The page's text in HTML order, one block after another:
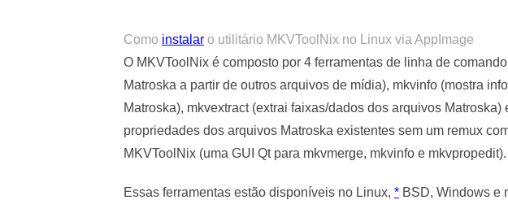
Como instalar o utilitário MKVToolNix no Linux via AppImage
O MKVToolNix é composto por 4 ferramentas de linha de
Matroska a partir de outros arquivos de mídia), mkvinfo (mostra
Matroska), mkvextract(extrai faixas/dados dos arquivos Matroska)
propriedades dos arquivos Matroska existentes sem um remux
MKVToolNix (uma GUI Qt para mkvmerge, mkvinfo e mkvpropedit).
Essas ferramentas estão disponíveis no Linux, * BSD, Windows e